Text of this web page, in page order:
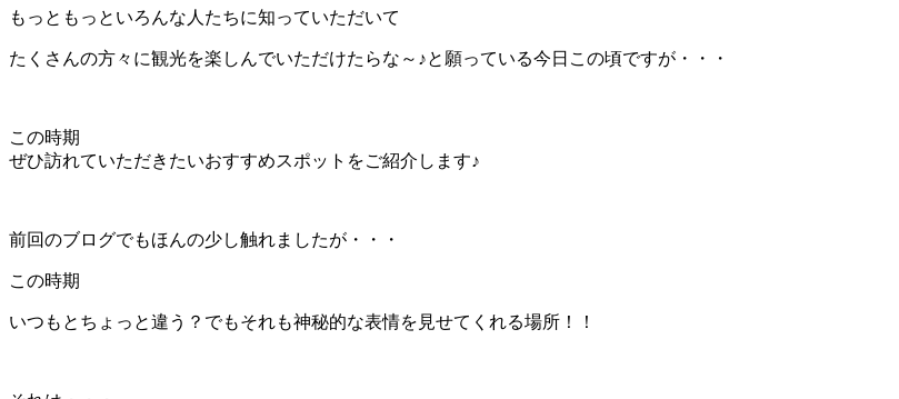
もっともっといろんな人たちに知っていただいて
たくさんの方々に観光を楽しんでいただけたらな～♪と願っている今日この頃ですが・・・
この時期
ぜひ訪れていただきたいおすすめスポットをご紹介します♪
前回のブログでもほんの少し触れましたが・・・
この時期
いつもとちょっと違う？でもそれも神秘的な表情を見せてくれる場所！！